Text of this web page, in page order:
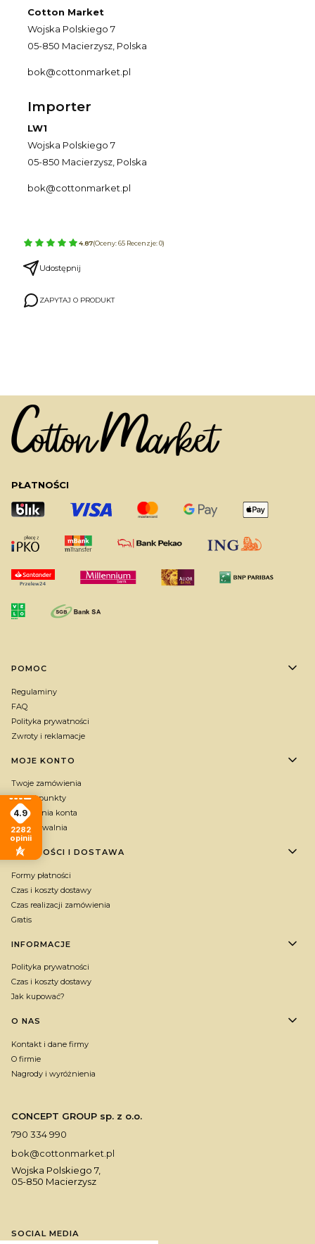
Cotton Market
Wojska Polskiego 7
05-850 Macierzysz, Polska
bok@cottonmarket.pl
Importer
LW1
Wojska Polskiego 7
05-850 Macierzysz, Polska
bok@cottonmarket.pl
4.87(Oceny: 65 Recenzje: 0)
Udostępnij
ZAPYTAJ O PRODUKT
PŁATNOŚCI
Linki w stopce
POMOC
Regulaminy
FAQ
Polityka prywatności
Zwroty i reklamacje
MOJE KONTO
Twoje zamówienia
Zbieraj punkty
Ustawienia konta
Przechowalnia
PŁATNOŚCI I DOSTAWA
Formy płatności
Czas i koszty dostawy
Czas realizacji zamówienia
Gratis
INFORMACJE
Polityka prywatności
Czas i koszty dostawy
Jak kupować?
O NAS
Kontakt i dane firmy
O firmie
Nagrody i wyróżnienia
CONCEPT GROUP sp. z o.o.
790 334 990
bok@cottonmarket.pl
Wojska Polskiego 7,
05-850 Macierzysz
SOCIAL MEDIA
4.9
2282
opinii